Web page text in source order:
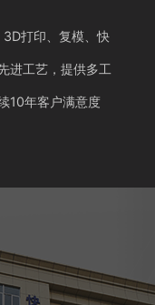
打印、复模、快
进工艺，提供多工
10年客户满意度